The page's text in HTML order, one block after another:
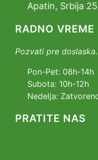
Apatin, Srbija
RADNO VREME
Pozvati pre doslaska.
Pon-Pet: 08h-14h
Subota: 10h-12h
Nedelja:
PRATITE NAS